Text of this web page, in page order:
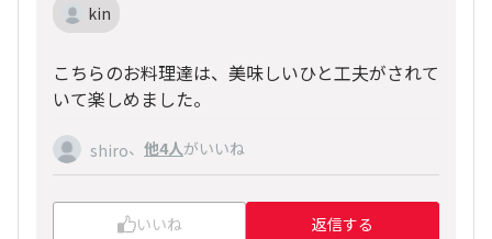
kin
こちらのお料理達は、美味しいひと工夫がされて
いて楽しめました。
shiro、 他4人がいいね
いいね 返信する